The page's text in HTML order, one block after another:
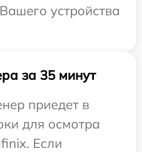
устройства
за 35 минут
приедет в
для осмотра
Если